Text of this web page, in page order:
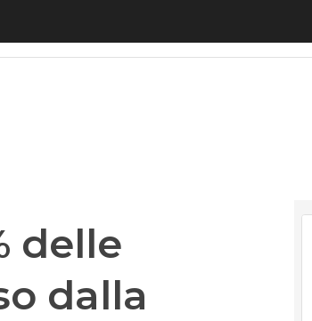
italiane deluso dalla qualità
delle
dalla